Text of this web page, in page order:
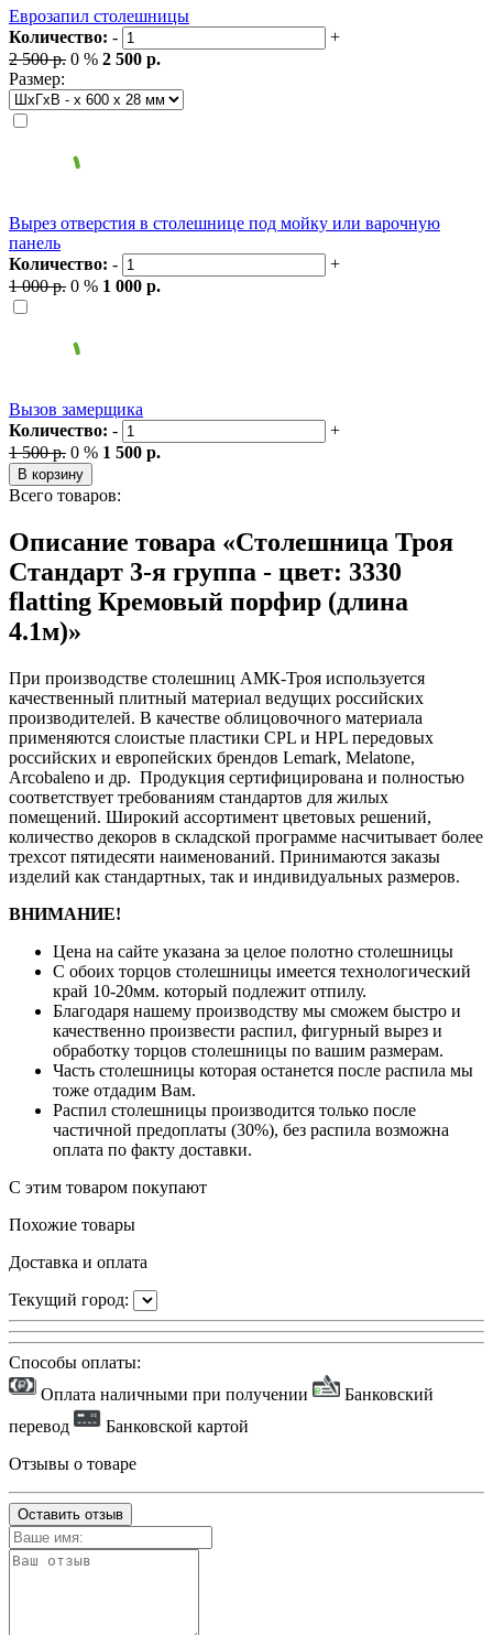
Еврозапил столешницы
Количество: -
+
2 500 р. 0 % 2 500 р.
Размер:
Вырез отверстия в столешнице под мойку или варочную
панель
Количество: -
+
1 000 р. 0 % 1 000 р.
Вызов замерщика
Количество: -
+
1 500 р. 0 % 1 500 р.
В корзину
Всего товаров:
Описание товара «Столешница Троя
Стандарт 3-я группа - цвет: 3330
flatting Кремовый порфир (длина
4.1м)»
При производстве столешниц АМК-Троя используется
качественный плитный материал ведущих российских
производителей. В качестве облицовочного материала
применяются слоистые пластики CPL и HPL передовых
российских и европейских брендов Lemark, Melatone,
Arcobaleno и др. Продукция сертифицирована и полностью
соответствует требованиям стандартов для жилых
помещений. Широкий ассортимент цветовых решений,
количество декоров в складской программе насчитывает более
трехсот пятидесяти наименований. Принимаются заказы
изделий как стандартных, так и индивидуальных размеров.
ВНИМАНИЕ!
Цена на сайте указана за целое полотно столешницы
С обоих торцов столешницы имеется технологический
край 10-20мм. который подлежит отпилу.
Благодаря нашему производству мы сможем быстро и
качественно произвести распил, фигурный вырез и
обработку торцов столешницы по вашим размерам.
Часть столешницы которая останется после распила мы
тоже отдадим Вам.
Распил столешницы производится только после
частичной предоплаты (30%), без распила возможна
оплата по факту доставки.
С этим товаром покупают
Похожие товары
Доставка и оплата
Текущий город:
Способы оплаты:
Оплата наличными при получении
Банковский
перевод
Банковской картой
Отзывы о товаре
Оставить отзыв